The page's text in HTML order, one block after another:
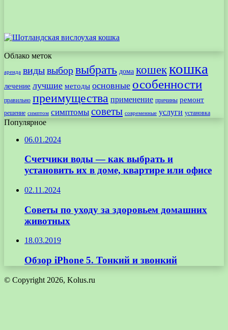
Облако меток
аренда видывыборвыбрать дома кошеккошка
лечение лучшие методы основные особенности
правильно преимущества применение причины ремонт
решение симптом симптомы советы современные услуги установка
Популярное
06.01.2024
Счетчики воды — как выбрать и
установить их в доме, квартире или офисе
02.11.2024
Советы по уходу за здоровьем домашних
животных
18.03.2019
Обзор iPhone 5. Тонкий и звонкий
© Copyright 2026, Kolus.ru